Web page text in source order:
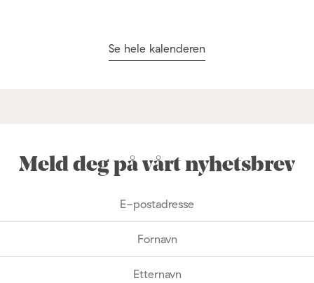
Se hele kalenderen
Meld deg på vårt nyhetsbrev